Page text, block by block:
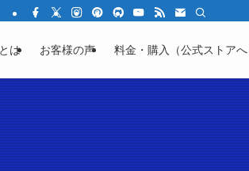
る教育サイト
は お客様の声 料金・購入（公式ストア